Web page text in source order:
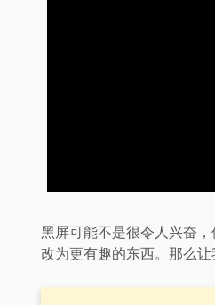
黑屏可能不是很令人兴奋
改为更有趣的东西。那么让